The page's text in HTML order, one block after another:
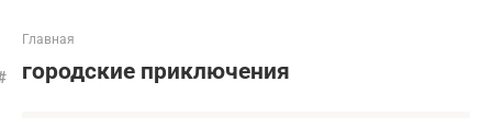
Главная
городские приключения